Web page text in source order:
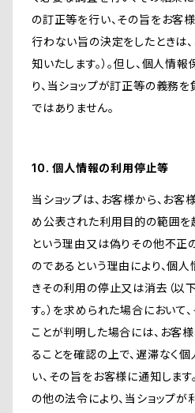
の訂正等を行い、その旨をお客
行わない旨の決定をしたときは
知いたします。）。但し、個人情
り、当ショップが訂正等の義務
ではありません。
10. 個人情報の利用停止等
当ショップは、お客様から、お客
め公表された利用目的の範囲を
という理由又は偽りその他不正
のであるという理由により、個
きその利用の停止又は消去（以
す。）を求められた場合において
ことが判明した場合には、お客
ることを確認の上で、遅滞なく
い、その旨をお客様に通知しま
の他の法令により、当ショップ